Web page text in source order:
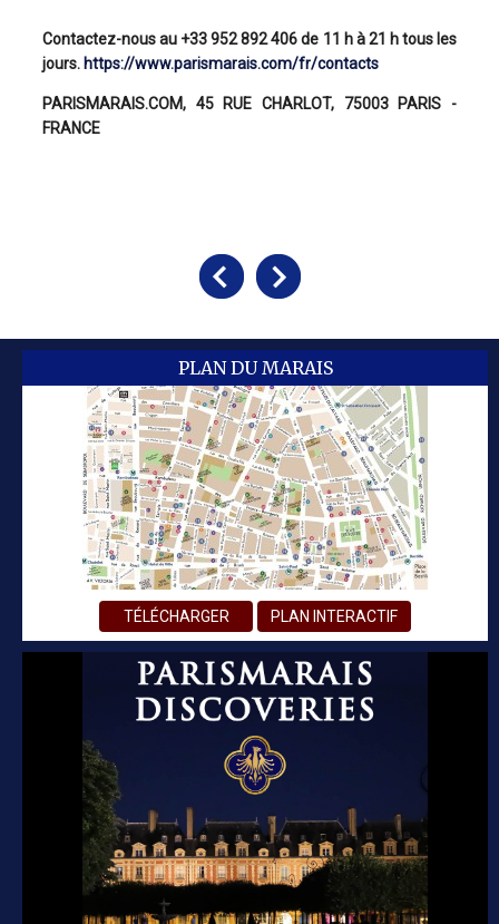
Contactez-nous au +33 952 892 406 de 11 h à 21 h tous les
jours. https://www.parismarais.com/fr/contacts
PARISMARAIS.COM, 45 RUE CHARLOT, 75003 PARIS -
FRANCE
PLAN DU MARAIS
TÉLÉCHARGER PLAN INTERACTIF